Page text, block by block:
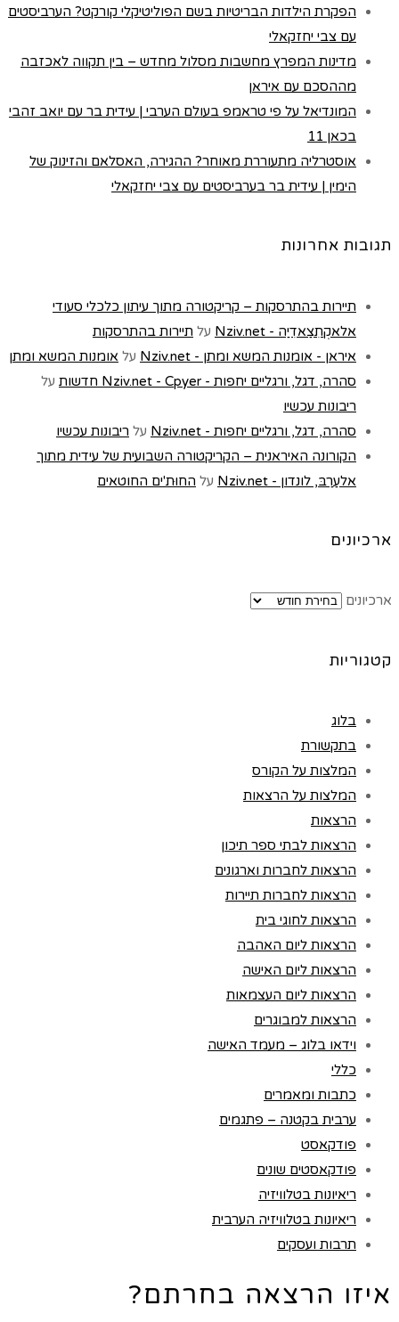
הפקרת הילדות הבריטיות בשם הפוליטיקלי קורקט? הערביסטים
עם צבי יחזקאלי
מדינות המפרץ מחשבות מסלול מחדש – בין תקווה לאכזבה
מההסכם עם איראן
המונדיאל על פי טראמפ בעולם הערבי | עידית בר עם יואב זהבי
בכאן 11
אוסטרליה מתעוררת מאוחר? ההגירה, האסלאם והזינוק של
הימין | עידית בר בערביסטים עם צבי יחזקאלי
תגובות אחרונות
תיירות בהתרסקות – קריקטורה מתוך עיתון כלכלי סעודי
אלאקְתִצַאדִיַה - Nziv.net
על תיירות בהתרסקות
איראן - אומנות המשא ומתן - Nziv.net
על אומנות המשא ומתן
סהרה, דגל, ורגליים יחפות - Nziv.net - Cpyer חדשות
על
ריבונות עכשיו
סהרה, דגל, ורגליים יחפות - Nziv.net
על ריבונות עכשיו
הקורונה האיראנית – הקריקטורה השבועית של עידית מתוך
אלעַרַבּ, לונדון - Nziv.net
על החוּת'ים החוטאים
ארכיונים
ארכיונים
קטגוריות
בלוג
בתקשורת
המלצות על הקורס
המלצות על הרצאות
הרצאות
הרצאות לבתי ספר תיכון
הרצאות לחברות וארגונים
הרצאות לחברות תיירות
הרצאות לחוגי בית
הרצאות ליום האהבה
הרצאות ליום האישה
הרצאות ליום העצמאות
הרצאות למבוגרים
וידאו בלוג – מעמד האישה
כללי
כתבות ומאמרים
ערבית בקטנה – פתגמים
פודקאסט
פודקאסטים שונים
ריאיונות בטלוויזיה
ריאיונות בטלוויזיה הערבית
תרבות ועסקים
איזו הרצאה בחרתם?